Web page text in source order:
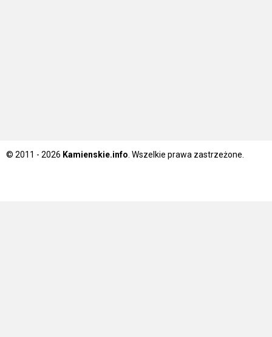
© 2011 - 2026 Kamienskie.info . Wszelkie prawa zastrzeżone.